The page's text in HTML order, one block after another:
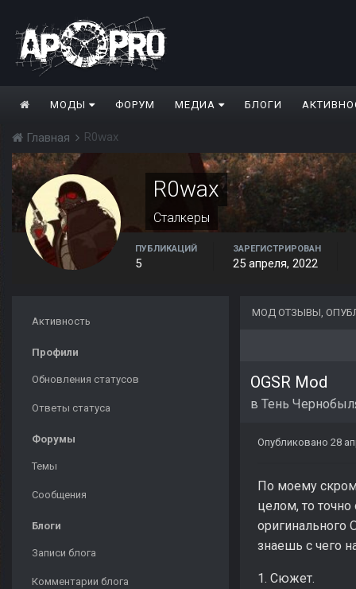
МОДЫ ФОРУМ МЕДИА БЛОГИ
Главная R0wax
R0wax
Сталкеры
ПУБЛИКАЦИЙ
5
ЗАРЕГИСТРИРОВАН
25 апреля, 2022
Активность
Профили
Обновления статусов
Ответы статуса
Форумы
Темы
Сообщения
Блоги
Записи блога
Комментарии блога
МОД ОТЗЫВЫ,
OGSR Mod
в Тень
Опубликовано 28
По моему
целом, то
оригинального
знаешь с чего
1. Сюжет.